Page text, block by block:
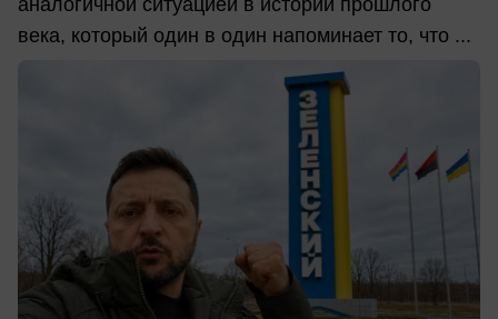
аналогичной ситуацией в истории прошлого
века, который один в один напоминает то, что ...